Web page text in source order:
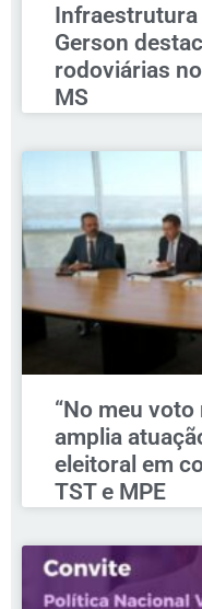
Gerson
rodoviárias
MS
“No meu voto
amplia
eleitoral em
TST e MPE